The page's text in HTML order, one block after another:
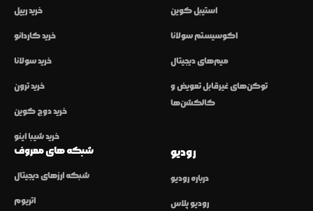
خرید ریپل
خرید کاردانو
خرید سولانا
خرید ترون
خرید دوج کوین
خرید شیبا اینو
استیبل کوین
اکوسیستم سولانا
میم‌های دیجیتال
توکن‌های غیرقابل تعویض و
کالکشن‌ها
شبکه های معروف
شبکه ارزهای دیجیتال
اتریوم
رودیو
درباره رودیو
رودیو پلاس